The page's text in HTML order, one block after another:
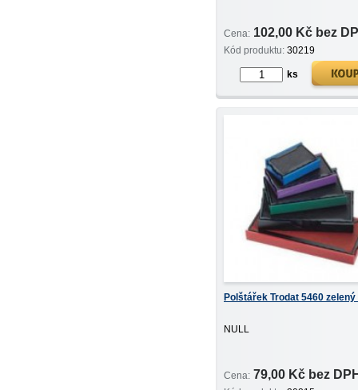
Cena: 102,00 Kč bez
Kód produktu: 30219
ks
Polštářek Trodat 5460 zelený
NULL
Cena: 79,00 Kč bez